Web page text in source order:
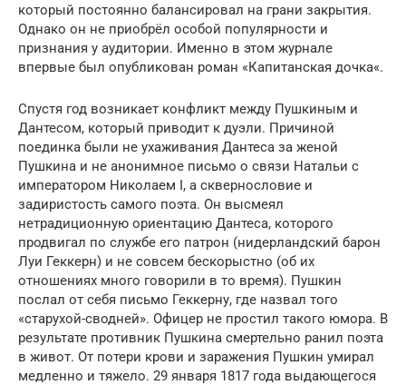
который постоянно балансировал на грани закрытия.
Однако он не приобрёл особой популярности и
признания у аудитории. Именно в этом журнале
впервые был опубликован роман «Капитанская дочка«.
Спустя год возникает конфликт между Пушкиным и
Дантесом, который приводит к дуэли. Причиной
поединка были не ухаживания Дантеса за женой
Пушкина и не анонимное письмо о связи Натальи с
императором Николаем I, а сквернословие и
задиристость самого поэта. Он высмеял
нетрадиционную ориентацию Дантеса, которого
продвигал по службе его патрон (нидерландский барон
Луи Геккерн) и не совсем бескорыстно (об их
отношениях много говорили в то время). Пушкин
послал от себя письмо Геккерну, где назвал того
«старухой-сводней». Офицер не простил такого юмора. В
результате противник Пушкина смертельно ранил поэта
в живот. От потери крови и заражения Пушкин умирал
медленно и тяжело. 29 января 1817 года выдающегося